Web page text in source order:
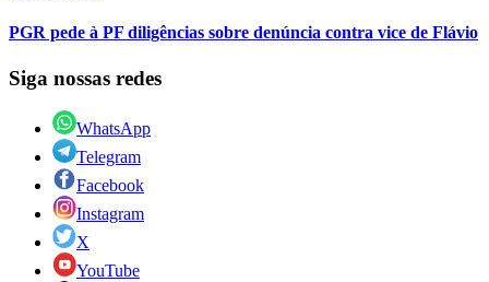
PGR pede à PF diligências sobre denúncia contra vice de Flávio
Siga nossas redes
WhatsApp
Telegram
Facebook
Instagram
X
YouTube